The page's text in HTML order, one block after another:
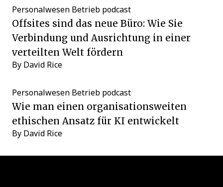
Personalwesen Betrieb podcast
Offsites sind das neue Büro: Wie Sie
Verbindung und Ausrichtung in einer
verteilten Welt fördern
By David Rice
Personalwesen Betrieb podcast
Wie man einen organisationsweiten
ethischen Ansatz für KI entwickelt
By David Rice